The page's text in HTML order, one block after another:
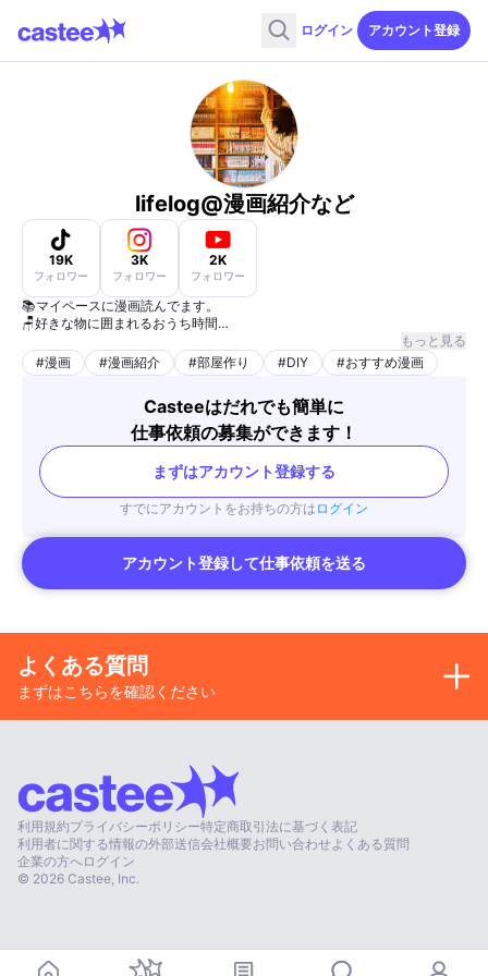
ログイン アカウント登録
lifelog@漫画紹介など
19K
フォロワー
3K
フォロワー
2K
フォロワー
📚マイペースに漫画読んでます。
🪑好きな物に囲まれるおうち時間
もっと見る
#漫画 #漫画紹介 #部屋作り #DIY #おすすめ漫画
Casteeはだれでも簡単に
仕事依頼の募集ができます！
まずはアカウント登録する
すでにアカウントをお持ちの方は ログイン
アカウント登録して仕事依頼を送る
よくある質問
まずはこちらを確認ください
利用規約プライバシーポリシー特定商取引法に基づく表記
利用者に関する情報の外部送信会社概要お問い合わせ よくある質問
企業の方へログイン
© 2026 Castee, Inc.